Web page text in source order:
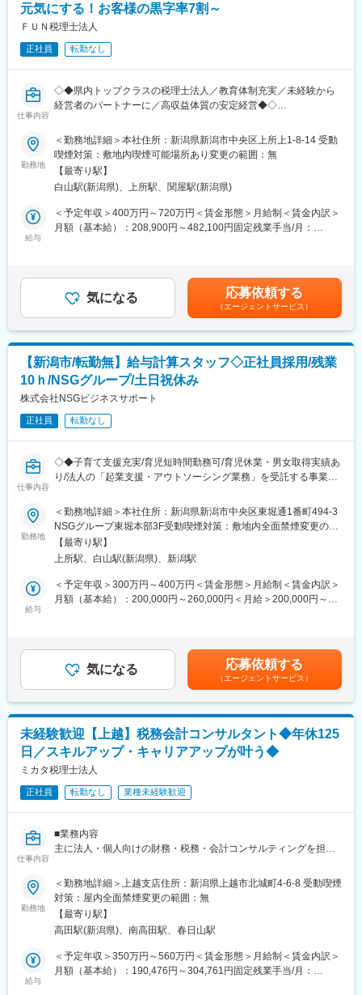
・預金管理業務 など
・SSC（シェアードサービスセンター）関連業務 など
配属先… 経理事業部第一部（部長1名、19名）または 経理事業部
■魅力：
・小学校就学まで時短勤務が可能です（産休・育休取得実績あ
・専門業務に特化することにより、その分野でのスペシャリスト
を目指して業務に取り組んでいける環境です。
■当社について：
上後の総務・経理・人事の事務並びに経営指導まで、お客様本位
のスタンスで仕事に取り組んでいます。｢会社設立登記｣｢事業計画
岐点分析並びに資金繰管理を実施。状況に応じて今後の資金計画
を見直しするなど、お客様（起業家）を全面的にバックアップし
変更の範囲：会社の定める業務
元気にする！お客様の黒字率7割～
ＦＵＮ税理士法人
正社員 転勤なし
仕事内容
◇◆県内トップクラスの税理士法人／教育体制充実／未経験から
経営者のパートナーに／高収益体質の安定経営◆◇
【応募者へのメッセージ】
お客様の黒字率は7割で経営者のパートナーとして伴走型支援を行
っている経営安定の税理士法人です。法人顧問先350社超、黒字
率約7割の支援実績があり、中小企業の成長支援に深く関わる仕事
です。
お客様の経営者のパートナーとして、経営計画の策定や月次支援
を通じて、
て学ぶことができます。
下記の業務は経験や、能力次第でお任せいたします。
・経営計画書作成等の経営コンサルティング、相続、贈与税の申
告書の作成
・株価算定、事業承継コンサルティング
■育成体制～未経験から経営者のパートナーに～
入社10年目ぐらいの中堅社員の方に、現場で使える財務諸表の読
み取り方から営業の同席などを0ベースで手取り足取り教えていた
だけます。
新卒入社の方の場合は、3年目から1人立ちになりますが、中途の
≪組織体制≫
社員数は全体で39名であり、平均年齢は42歳程度になります。税
理士の有資格者はもちろん、アルバイトからコンサルタントにな
■当社の特徴：
ろん、試験前には一週間の長期休暇を取得することができます。
実際に現在就業されている社員の中にはアルバイトととして就業
し、実務経験を経て資格を取得した社員もおります。
(2)県内トップクラスの税理士法人..
相続、事業承継に関するコンサルティングでは県内トップクラス
の実績を誇る同社。
その実績をさらに伸ばし、コンサルティング会社としての特色を
強固なものにするため、今回コンサルタントの採用を検討してい
ます。
変更の範囲：会社の定める業務
勤務地
＜勤務地詳細＞本社住所：新潟県新潟市中央区上所上1-8-14 受動
喫煙対策：敷地内喫煙可能場所あり変更の範囲：無
【最寄り駅】
白山駅(新潟県)、上所駅、関屋駅(新潟県)
給与
＜予定年収＞400万円～720万円＜賃金形態＞月給制＜賃金内訳＞
月額（基本給）：208,900円～482,100円固定残業手当/月：
賞与：年2回（実績約3.5か月）賃金はあくまでも目安の金額であ
り、選考を通じて上下する可能性があります。月給(月額)は固定手
当を含めた表記です。
気になる 応募依頼する
（エージェントサービス）
【新潟市/転勤無】給与計算スタッフ◇正社員採用/残業
10ｈ/NSGグループ/土日祝休み
株式会社NSGビジネスサポート
正社員 転勤なし
仕事内容
◇◆子育て支援充実/育児短時間勤務可/育児休業・男女取得実績あ
り/法人の「起業支援・アウトソーシング業務」を受託する事業を
でスペシャリストを目指す◆◇
■おすすめPOINT ＼子育てとキャリアを両立しやすい職場環境／
・NSGグループの一員として、100を超える法人の給与計算業務
を担当！多岐にわたる業界での経験が積めます。
・育児短時間勤務や産休・育休の取得実績があり、小学校就学ま
で時短勤務可能です◎
るやりがい
NSGグループの一員である当社において、クライアント企業の給
与計算業務を担当していただきます。
グループ内には100を超える法人があり、各社の給与計算、およ
び付随業務に携わっていただくポジションです。
▼具体的には…
・給与および賞与計算業務
・各種保険料関連業務
・所得税、住民税関連業務
・年末調整業務
■魅力：
・NSGグループ企業の割引特典
（学習塾、各種習い事スクール、ホテルイタリア軒レストラン、
など約70種）
・小学校就学まで時短勤務が可能です（産休・育休取得実績あ
勤務地
＜勤務地詳細＞本社住所：新潟県新潟市中央区東堀通1番町494-3
NSGグループ東堀本部3F受動喫煙対策：敷地内全面禁煙変更の範
囲：会社または関係法人等の定める事業所
【最寄り駅】
上所駅、白山駅(新潟県)、新潟駅
給与
＜予定年収＞300万円～400万円＜賃金形態＞月給制＜賃金内訳＞
月額（基本給）：200,000円～260,000円＜月給＞200,000円～
11,700円 通勤手当 上限35,000円■昇給／給与改定：年1回■賞
与：年2回 ※会社業績および人事考課により決定賃金はあくまで
も目安の金額であり、選考を通じて上下する可能性があります。
月給(月額)は固定手当を含めた表記です。
気になる 応募依頼する
（エージェントサービス）
未経験歓迎【上越】税務会計コンサルタント◆年休125
日／スキルアップ・キャリアアップが叶う◆
ミカタ税理士法人
正社員 転勤なし 業種未経験歓迎
仕事内容
■業務内容
主に法人・個人向けの財務・税務・会計コンサルティングを担当
【具体的には】
・月次決算業務
・会計・税務顧問、コンサルティング
・創業・会社設立支援
・事業計画作成支援
・資金調達支援
勤務地
＜勤務地詳細＞上越支店住所：新潟県上越市北城町4-6-8 受動喫煙
対策：屋内全面禁煙変更の範囲：無
【最寄り駅】
高田駅(新潟県)、南高田駅、春日山駅
給与
＜予定年収＞350万円～560万円＜賃金形態＞月給制＜賃金内訳＞
月額（基本給）：190,476円～304,761円固定残業手当/月：